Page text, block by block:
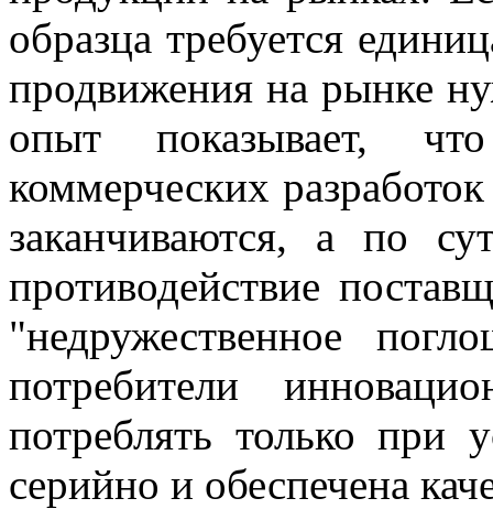
образца требуется
продвижения на рынке
опыт показывает,
коммерческих
заканчиваются, а по
противодействие
"недружественное
потребители
потреблять только при
серийно и обеспечена